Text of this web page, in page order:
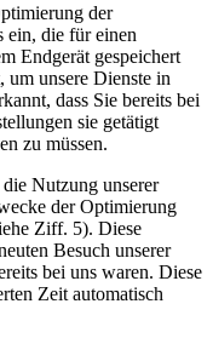
der
ein, die für einen
Endgerät gespeichert
um unsere Dienste in
dass Sie bereits bei
sie getätigt
zu müssen.
Nutzung unserer
der Optimierung
Ziff. 5). Diese
Besuch unserer
bei uns waren. Diese
Zeit automatisch